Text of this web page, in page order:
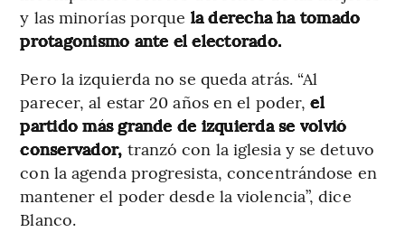
y las minorías porque la derecha ha tomado
protagonismo ante el electorado.
Pero la izquierda no se queda atrás. “Al
parecer, al estar 20 años en el poder,el
partido más grande de izquierda se volvió
conservador, tranzó con la iglesia y se detuvo
con la agenda progresista, concentrándose en
mantener el poder desde la violencia”, dice
Blanco.